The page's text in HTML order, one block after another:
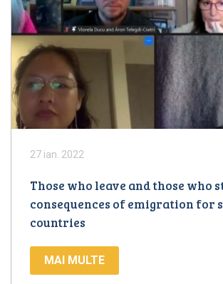
27 ian. 2022
Those who leave and those who
consequences of emigration for
countries
MAI MULTE